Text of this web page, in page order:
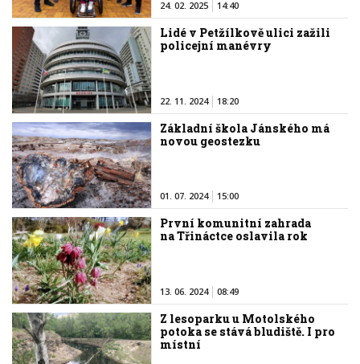
24. 02. 2025 14:40
Lidé v Petžílkově ulici zažili
policejní manévry
22. 11. 2024 18:20
Základní škola Jánského má
novou geostezku
01. 07. 2024 15:00
První komunitní zahrada
na Třináctce oslavila rok
13. 06. 2024 08:49
Z lesoparku u Motolského
potoka se stává bludiště. I pro
místní